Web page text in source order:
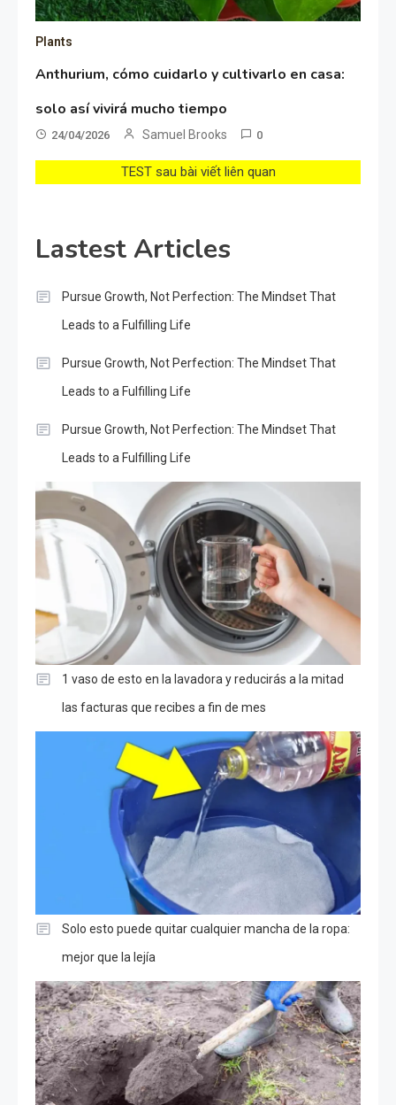
Plants
Anthurium, cómo cuidarlo y cultivarlo en casa:
solo así vivirá mucho tiempo
24/04/2026 Samuel Brooks 0
TEST sau bài viết liên quan
Lastest Articles
Pursue Growth, Not Perfection: The Mindset That
Leads to a Fulfilling Life
Pursue Growth, Not Perfection: The Mindset That
Leads to a Fulfilling Life
Pursue Growth, Not Perfection: The Mindset That
Leads to a Fulfilling Life
1 vaso de esto en la lavadora y reducirás a la mitad
las facturas que recibes a fin de mes
Solo esto puede quitar cualquier mancha de la ropa:
mejor que la lejía